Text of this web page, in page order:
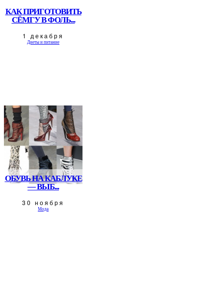
КАК ПРИГОТОВИТЬ
СЁМГУ В ФОЛЬ...
1 декабря
Диеты и питание
ОБУВЬ НА КАБЛУКЕ
— ВЫБ...
30 ноября
Мода